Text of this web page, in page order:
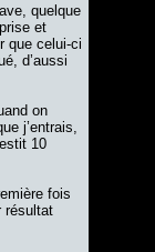
quelque
et
que celui-ci
d’aussi
on
j’entrais,
10
fois
résultat